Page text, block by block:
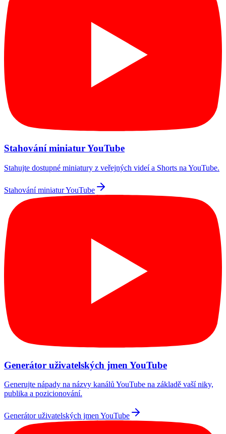
Stahování miniatur YouTube
Stahujte dostupné miniatury z veřejných videí a Shorts na YouTube.
Stahování miniatur YouTube
Generátor uživatelských jmen YouTube
Generujte nápady na názvy kanálů YouTube na základě vaší niky,
publika a pozicionování.
Generátor uživatelských jmen YouTube